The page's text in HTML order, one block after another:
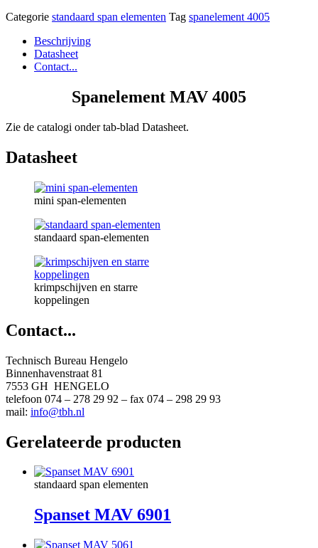
Categorie standaard span elementen Tag spanelement 4005
Beschrijving
Datasheet
Contact...
Spanelement MAV 4005
Zie de catalogi onder tab-blad Datasheet.
Datasheet
mini span-elementen
standaard span-elementen
krimpschijven en starre
koppelingen
Contact...
Technisch Bureau Hengelo
Binnenhavenstraat 81
7553 GH HENGELO
telefoon 074 – 278 29 92 – fax 074 – 298 29 93
mail: info@tbh.nl
Gerelateerde producten
standaard span elementen
Spanset MAV 6901